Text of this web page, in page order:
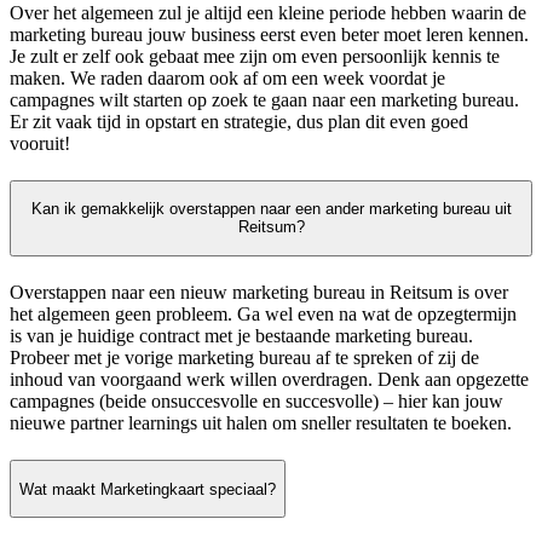
Over het algemeen zul je altijd een kleine periode hebben waarin de
marketing bureau jouw business eerst even beter moet leren kennen.
Je zult er zelf ook gebaat mee zijn om even persoonlijk kennis te
maken. We raden daarom ook af om een week voordat je
campagnes wilt starten op zoek te gaan naar een marketing bureau.
Er zit vaak tijd in opstart en strategie, dus plan dit even goed
vooruit!
Kan ik gemakkelijk overstappen naar een ander marketing bureau uit
Reitsum?
Overstappen naar een nieuw marketing bureau in Reitsum is over
het algemeen geen probleem. Ga wel even na wat de opzegtermijn
is van je huidige contract met je bestaande marketing bureau.
Probeer met je vorige marketing bureau af te spreken of zij de
inhoud van voorgaand werk willen overdragen. Denk aan opgezette
campagnes (beide onsuccesvolle en succesvolle) – hier kan jouw
nieuwe partner learnings uit halen om sneller resultaten te boeken.
Wat maakt Marketingkaart speciaal?